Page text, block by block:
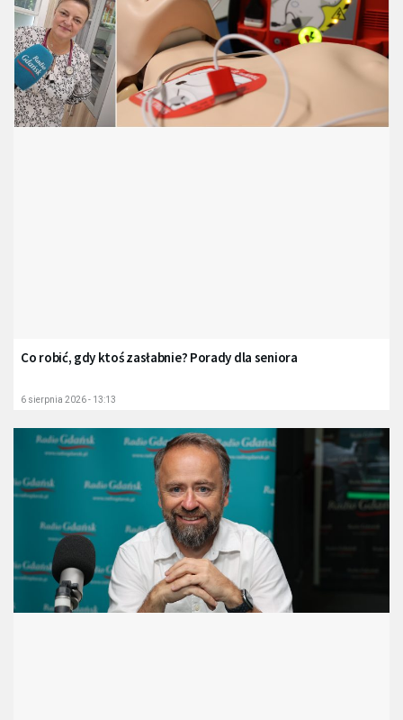
Co robić, gdy ktoś zasłabnie? Porady dla seniora
6 sierpnia 2026 - 13:13